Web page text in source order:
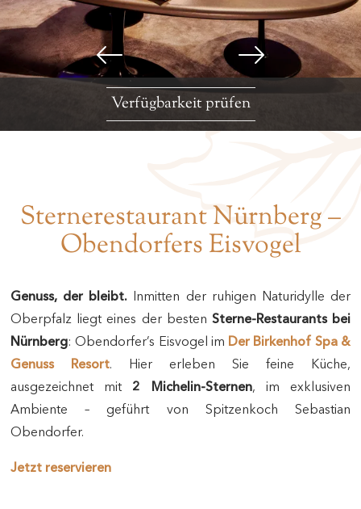
Verfügbarkeit prüfen
Sternerestaurant Nürnberg –
Obendorfers Eisvogel
Genuss, der bleibt. Inmitten der ruhigen Naturidylle der
Oberpfalz liegt eines der besten Sterne-Restaurants bei
Nürnberg: Obendorfer’s Eisvogel im Der Birkenhof Spa &
Genuss Resort. Hier erleben Sie feine Küche,
ausgezeichnet mit 2 Michelin-Sternen, im exklusiven
Ambiente – geführt von Spitzenkoch Sebastian
Obendorfer.
Jetzt reservieren